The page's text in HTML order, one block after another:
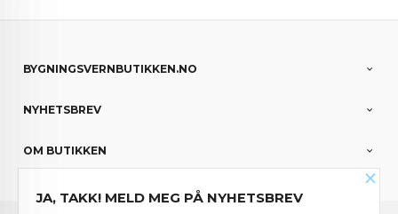
BYGNINGSVERNBUTIKKEN.NO
NYHETSBREV
OM BUTIKKEN
×
JA, TAKK! MELD MEG PÅ NYHETSBREV